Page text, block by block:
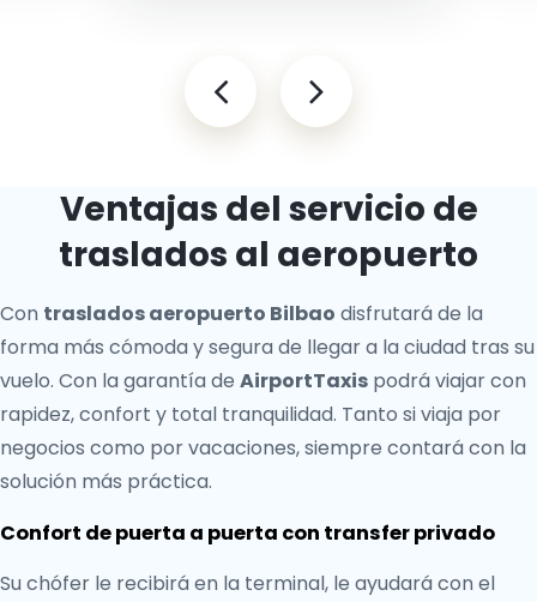
Ventajas del servicio de
traslados al aeropuerto
Con traslados aeropuerto Bilbao disfrutará de la
forma más cómoda y segura de llegar a la ciudad tras su
vuelo. Con la garantía de AirportTaxis podrá viajar con
rapidez, confort y total tranquilidad. Tanto si viaja por
negocios como por vacaciones, siempre contará con la
solución más práctica.
Confort de puerta a puerta con transfer privado
Su chófer le recibirá en la terminal, le ayudará con el